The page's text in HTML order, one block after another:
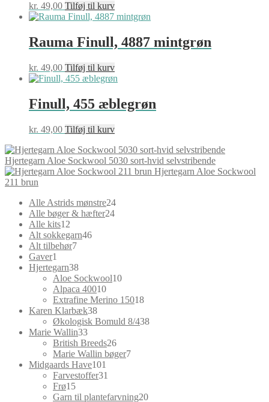
kr. 49,00 Tilføj til kurv
Rauma Finull, 4887 mintgrøn
kr. 49,00 Tilføj til kurv
Finull, 455 æblegrøn
kr. 49,00 Tilføj til kurv
Hjertegarn Aloe Sockwool 5030 sort-hvid selvstribende
Hjertegarn Aloe Sockwool
211 brun
Alle Astrids mønstre2424
Alle bøger & hæfter2424
Alle kits12
varer
Alt sokkegarn4646
Alt tilbehør77
Gaver1
vare
Hjertegarn3838
varer
Aloe Sockwool1010
Alpaca 4001010
varer
Extrafine Merino 1501818
Karen Klarbæk3838
varer
Økologisk Bomuld 8/43838
Marie Wallin3333
varer
British Breeds2626
varer
Marie Wallin bøger77
Midgaards Have101
varer
Farvestoffer31
Frø1515
varer
Garn til plantefarvning2020